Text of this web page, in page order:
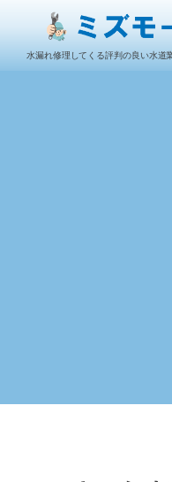
水漏れ修理してくる評判の良い水道